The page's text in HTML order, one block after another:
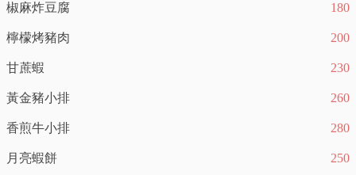
椒麻炸豆腐 180
檸檬烤豬肉 200
甘蔗蝦 230
黃金豬小排 260
香煎牛小排 280
月亮蝦餅 250